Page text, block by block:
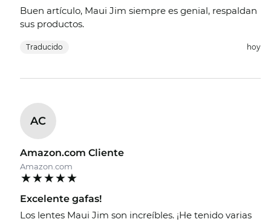
Buen artículo, Maui Jim siempre es genial, respaldan
sus productos.
Traducido hoy
AC
Amazon.com Cliente
Amazon.com
Excelente gafas!
Los lentes Maui Jim son increíbles. ¡He tenido varias